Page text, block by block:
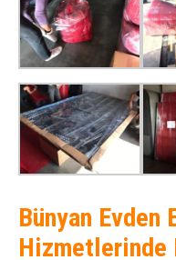
Bünyan Evden
Hizmetlerinde